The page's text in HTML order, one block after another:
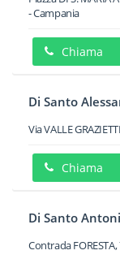
-Campania
Chiama
Di Santo
Via VALLE
Chiama
Di Santo
Contrada FORESTA,